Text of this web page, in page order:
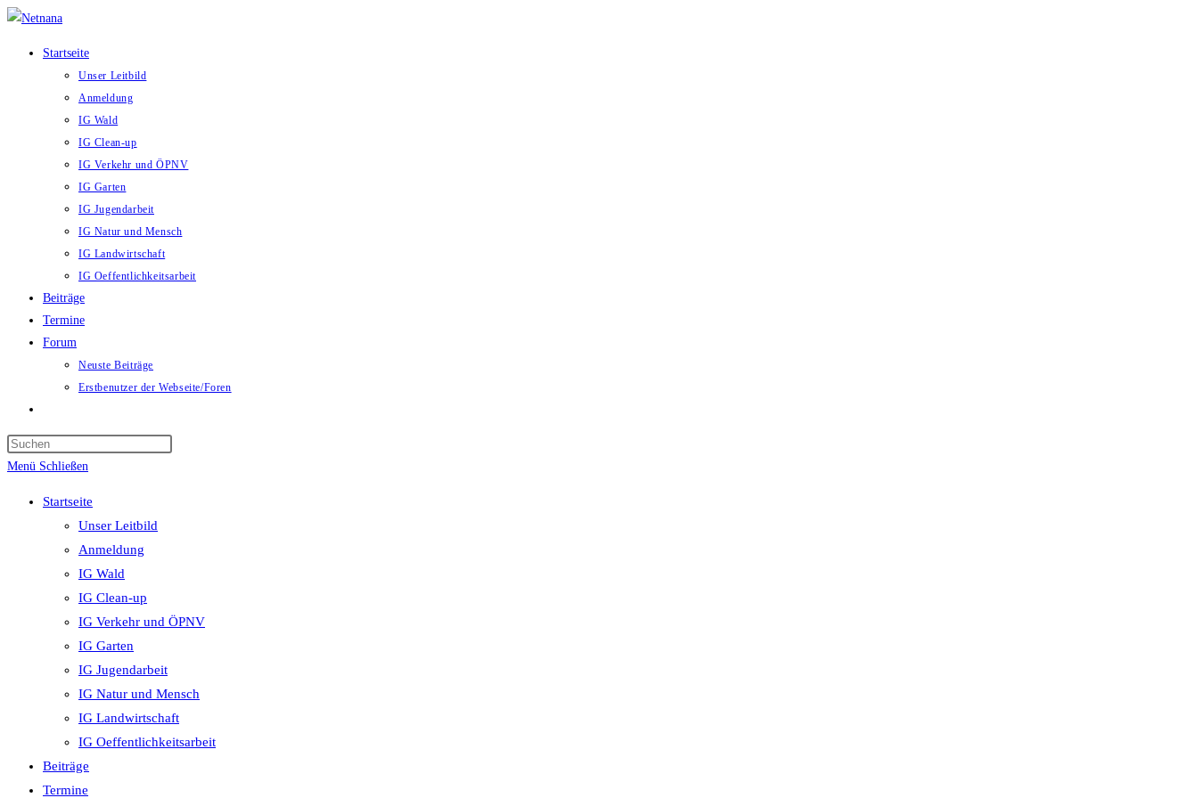
Zum
springen
Startseite
Unser Leitbild
Anmeldung
IG Wald
IG Clean-up
IG Verkehr und ÖPNV
IG Garten
IG Jugendarbeit
IG Natur und Mensch
IG Landwirtschaft
IG Oeffentlichkeitsarbeit
Beiträge
Termine
Forum
Neuste Beiträge
Erstbenutzer der Webseite/Foren
umschalten
Menü Schließen
Startseite
Unser Leitbild
Anmeldung
IG Wald
IG Clean-up
IG Verkehr und ÖPNV
IG Garten
IG Jugendarbeit
IG Natur und Mensch
IG Landwirtschaft
IG Oeffentlichkeitsarbeit
Beiträge
Termine